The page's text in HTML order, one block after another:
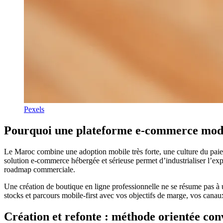
Pexels
Pourquoi une plateforme e-commerce
Le Maroc combine une adoption mobile très forte, une culture du
solution e-commerce hébergée et sérieuse permet d’industrialiser
roadmap commerciale.
Une création de boutique en ligne professionnelle ne se résume pas
stocks et parcours mobile-first avec vos objectifs de marge, vos
Création et refonte : méthode orientée